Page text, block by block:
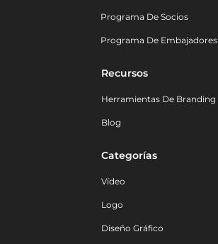
Programa De Socios
Programa De Embajadores
Recursos
Herramientas De Branding
Blog
Categorías
Vídeo
Logo
Diseño Gráfico